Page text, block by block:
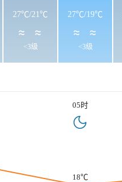
27℃/21℃
<3级
27℃/19℃
<3级
05时
18℃